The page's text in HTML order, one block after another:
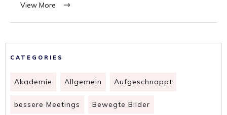
View More
CATEGORIES
Akademie Allgemein Aufgeschnappt
bessere Meetings Bewegte Bilder